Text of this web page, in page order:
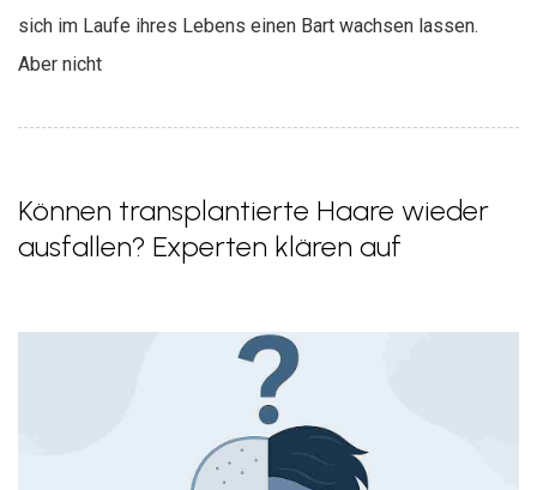
sich im Laufe ihres Lebens einen Bart wachsen lassen.
Aber nicht
Können transplantierte Haare wieder
ausfallen? Experten klären auf